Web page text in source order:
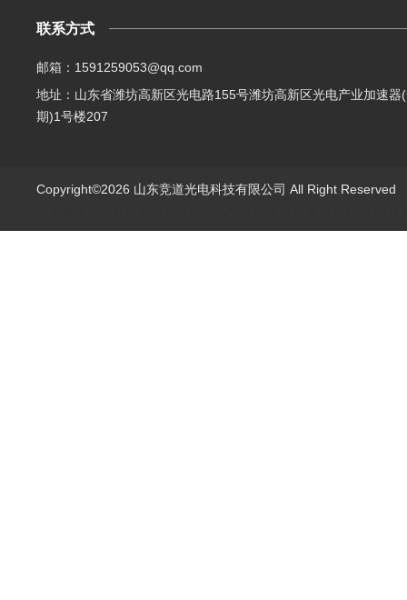
联系方式
邮箱：1591259053@qq.com
地址：山东省潍坊高新区光电路155号潍坊高新区光电产业加速器
期)1号楼207
Copyright©2026 山东竞道光电科技有限公司 All Right